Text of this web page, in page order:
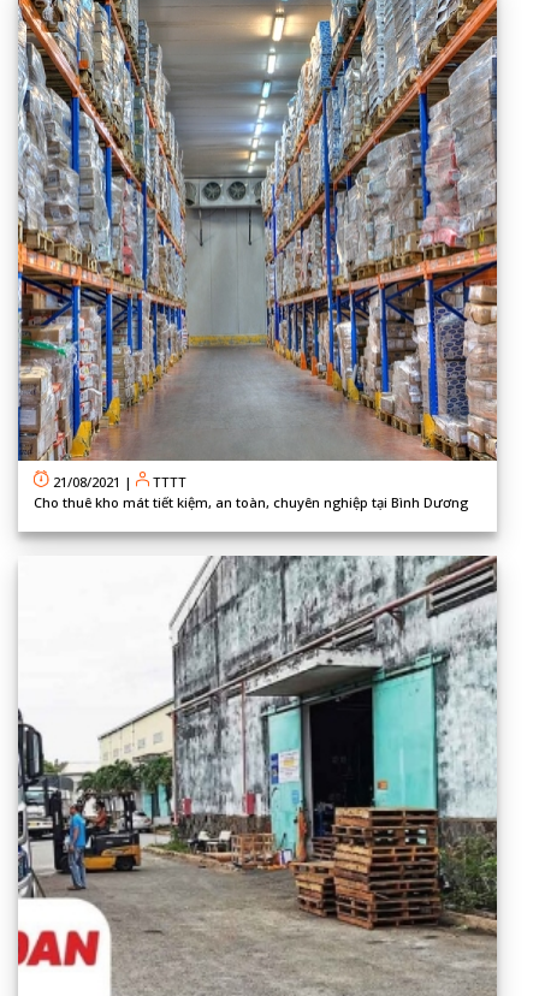
21/08/2021 |
TTTT
Cho thuê kho mát tiết kiệm, an toàn, chuyên nghiệp tại Bình Dương